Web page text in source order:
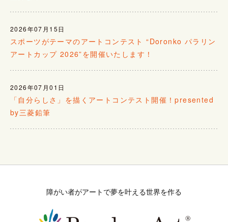
2026年07月15日
スポーツがテーマのアートコンテスト “Doronko パラリン
アートカップ 2026”を開催いたします！
2026年07月01日
「自分らしさ」を描くアートコンテスト開催！presented
by三菱鉛筆
障がい者がアートで夢を叶える世界を作る